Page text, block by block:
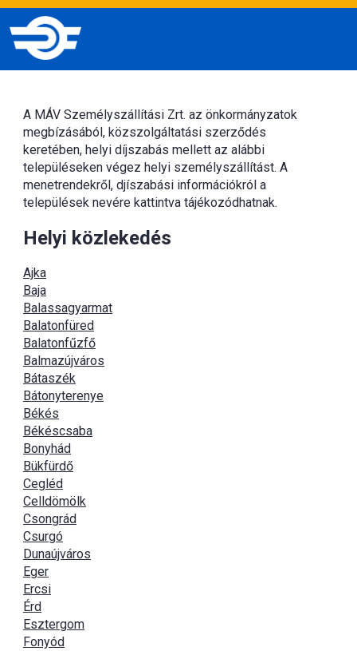
A MÁV Személyszállítási Zrt. az önkormányzatok
megbízásából, közszolgáltatási szerződés
keretében, helyi díjszabás mellett az alábbi
településeken végez helyi személyszállítást. A
menetrendekről, djíszabási információkról a
települések nevére kattintva tájékozódhatnak.
Helyi közlekedés
Ajka
Baja
Balassagyarmat
Balatonfüred
Balatonfűzfő
Balmazújváros
Bátaszék
Bátonyterenye
Békés
Békéscsaba
Bonyhád
Bükfürdő
Cegléd
Celldömölk
Csongrád
Csurgó
Dunaújváros
Eger
Ercsi
Érd
Esztergom
Fonyód